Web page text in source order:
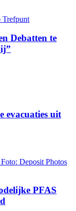
Debatten te
evacuaties uit
PFAS